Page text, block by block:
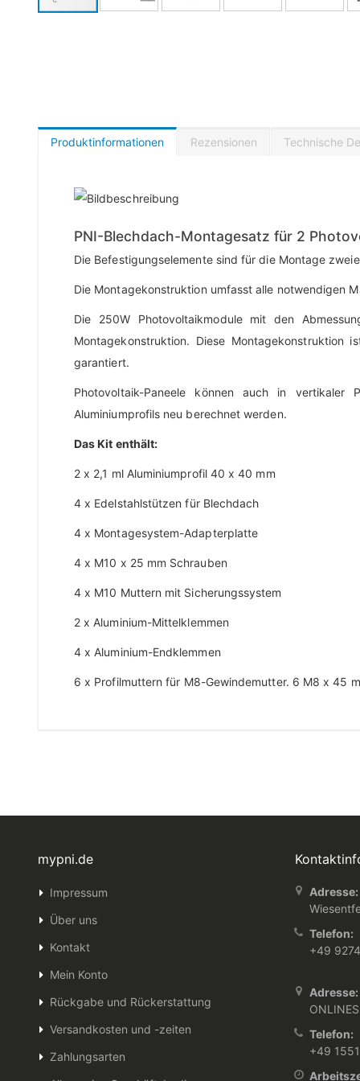
Produktinformationen
PNI-Blechdach-Montagesatz für 2
Die Befestigungselemente sind für die Montage
Die Montagekonstruktion umfasst alle notwendigen
Die 250W Photovoltaikmodule mit den
Montagekonstruktion. Diese
garantiert.
Photovoltaik-Paneele können auch in
Aluminiumprofils neu berechnet werden.
Das Kit enthält:
2 x 2,1 ml Aluminiumprofil 40 x 40 mm
4 x Edelstahlstützen für Blechdach
4 x Montagesystem-Adapterplatte
4 x M10 x 25 mm Schrauben
4 x M10 Muttern mit Sicherungssystem
2 x Aluminium-Mittelklemmen
4 x Aluminium-Endklemmen
6 x Profilmuttern für M8-Gewindemutter. 6 M8 x 45
Rezensionen Technische
mypni.de
Impressum
Über uns
Kontakt
Mein Konto
Rückgabe und Rückerstattung
Versandkosten und -zeiten
Zahlungsarten
Adresse:
Telefon:
+49
Adresse:
Telefon:
+49